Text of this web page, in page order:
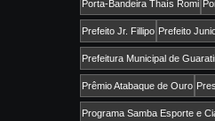
Porta-Bandeira Thaís Romi
Prefeito Jr. Fillipo Prefeito
Prefeitura Municipal de
Prêmio Atabaque de Ouro
Programa Samba Esporte e